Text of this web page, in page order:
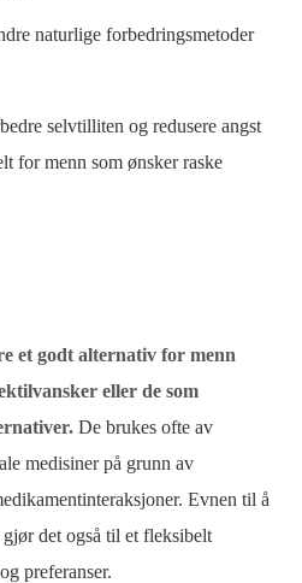
naturlige forbedringsmetoder
selvtilliten og redusere angst
for menn som ønsker raske
et godt alternativ for menn
eller de som
De brukes ofte av
medisiner på grunn av
Evnen til å
det også til et fleksibelt
preferanser.